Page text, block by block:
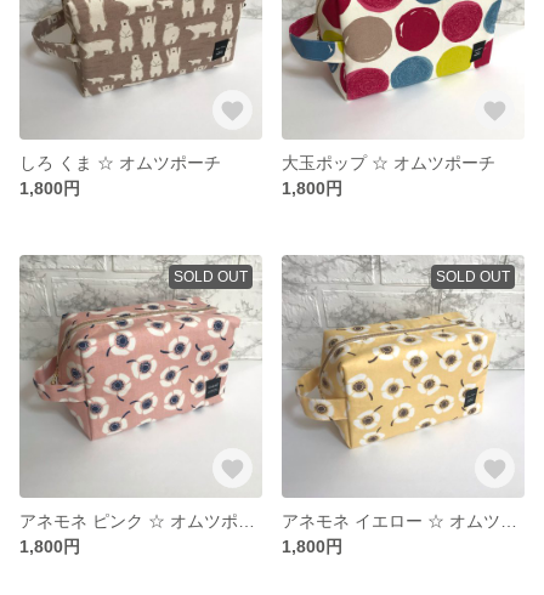
しろ くま ☆ オムツポーチ
1,800円
大玉ポップ ☆ オムツポーチ
1,800円
SOLD OUT
1,800円
SOLD OUT
1,800円